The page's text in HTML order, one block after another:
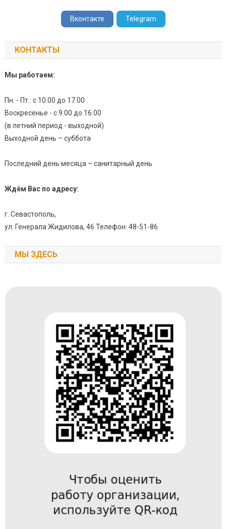
Вконтакте Telegram
КОНТАКТЫ
Мы работаем:
Пн. - Пт.: с 10.00 до 17.00
Воскресенье - с 9.00 до 16.00
(в летний период - выходной)
Выходной день – суббота
Последний день месяца – санитарный день
Ждём Вас по адресу:
г. Севастополь,
ул. Генерала Жидилова, 46 Телефон: 48-51-86
МЫ ЗДЕСЬ